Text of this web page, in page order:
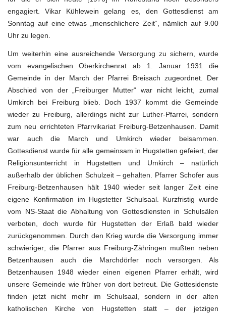
engagiert. Vikar Kühlewein gelang es, den Gottesdienst am
Sonntag auf eine etwas „menschlichere Zeit“, nämlich auf 9.00
Uhr zu legen.
Um weiterhin eine ausreichende Versorgung zu sichern, wurde
vom evangelischen Oberkirchenrat ab 1. Januar 1931 die
Gemeinde in der March der Pfarrei Breisach zugeordnet. Der
Abschied von der „Freiburger Mutter“ war nicht leicht, zumal
Umkirch bei Freiburg blieb. Doch 1937 kommt die Gemeinde
wieder zu Freiburg, allerdings nicht zur Luther-Pfarrei, sondern
zum neu errichteten Pfarrvikariat Freiburg-Betzenhausen. Damit
war auch die March und Umkirch wieder beisammen.
Gottesdienst wurde für alle gemeinsam in Hugstetten gefeiert, der
Religionsunterricht in Hugstetten und Umkirch – natürlich
außerhalb der üblichen Schulzeit – gehalten. Pfarrer Schofer aus
Freiburg-Betzenhausen hält 1940 wieder seit langer Zeit eine
eigene Konfirmation im Hugstetter Schulsaal. Kurzfristig wurde
vom NS-Staat die Abhaltung von Gottesdiensten in Schulsälen
verboten, doch wurde für Hugstetten der Erlaß bald wieder
zurückgenommen. Durch den Krieg wurde die Versorgung immer
schwieriger; die Pfarrer aus Freiburg-Zähringen mußten neben
Betzenhausen auch die Marchdörfer noch versorgen. Als
Betzenhausen 1948 wieder einen eigenen Pfarrer erhält, wird
unsere Gemeinde wie früher von dort betreut. Die Gottesidenste
finden jetzt nicht mehr im Schulsaal, sondern in der alten
katholischen Kirche von Hugstetten statt – der jetzigen